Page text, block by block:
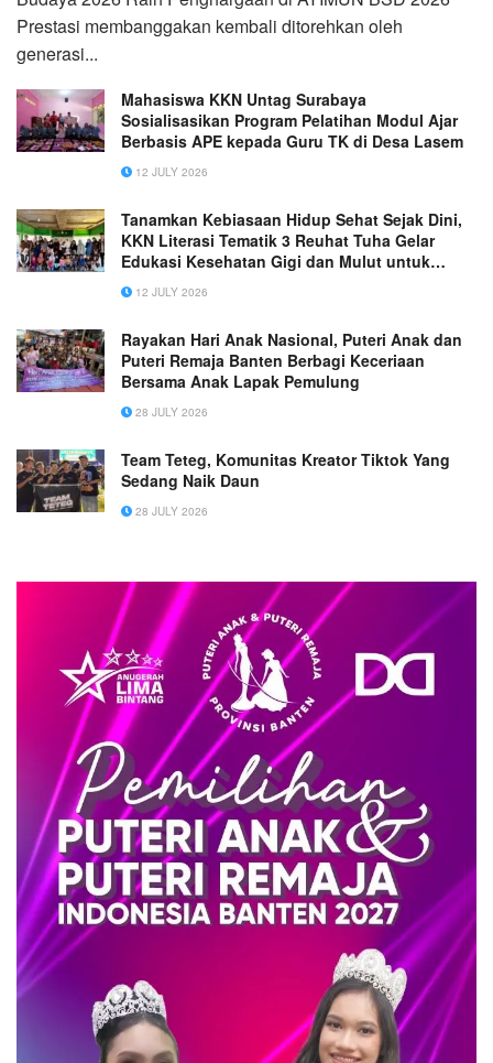
Prestasi membanggakan kembali ditorehkan oleh
generasi...
Mahasiswa KKN Untag Surabaya
Sosialisasikan Program Pelatihan Modul Ajar
Berbasis APE kepada Guru TK di Desa Lasem
12 JULY 2026
Tanamkan Kebiasaan Hidup Sehat Sejak Dini,
KKN Literasi Tematik 3 Reuhat Tuha Gelar
Edukasi Kesehatan Gigi dan Mulut untuk
Anak-anak
12 JULY 2026
Rayakan Hari Anak Nasional, Puteri Anak dan
Puteri Remaja Banten Berbagi Keceriaan
Bersama Anak Lapak Pemulung
28 JULY 2026
Team Teteg, Komunitas Kreator Tiktok Yang
Sedang Naik Daun
28 JULY 2026